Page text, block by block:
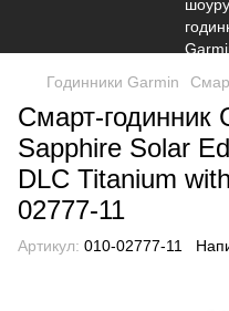
Годинники Garmin
Смарт-годинник
Sapphire Solar
DLC Titanium
02777-11
Артикул: 010-02777-11